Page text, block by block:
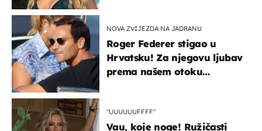
NOVA ZVIJEZDA NA JADRANU
Roger Federer stigao u
Hrvatsku! Za njegovu ljubav
prema našem otoku
"UUUUUUFFFF"
Vau, koje noge! Ružičasti